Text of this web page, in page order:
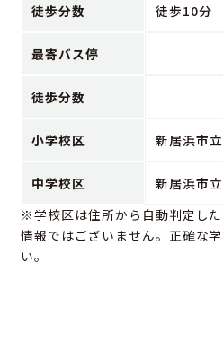
徒歩分数 徒歩10分
最寄バス停
徒歩分数
小学校区 新居浜市
中学校区
新居浜市
※学校区は住所から自動判定し
情報ではございません。正確な
い。